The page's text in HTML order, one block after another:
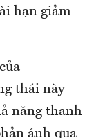
hạn giảm
thái này
năng thanh
ánh qua